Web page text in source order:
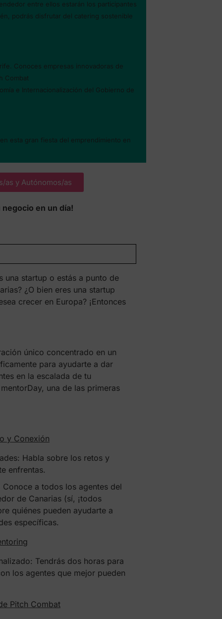
entre ellos estarán los participantes
podrás disfrutar del catering sostenible
Conoces empresas innovadoras de
Combat
e Internacionalización del Gobierno de
esta gran fiesta del emprendimiento en
as y Autónomos/as
negocio en un día!
una startup o estás a punto de
¿O bien eres una startup
crecer en Europa? ¡Entonces
único concentrado en un
para ayudarte a dar
en la escalada de tu
una de las primeras
y Conexión
Habla sobre los retos y
enfrentas.
Conoce a todos los agentes del
de Canarias (sí, ¡todos
quiénes pueden ayudarte a
específicas.
Tendrás dos horas para
los agentes que mejor pueden
Pitch Combat